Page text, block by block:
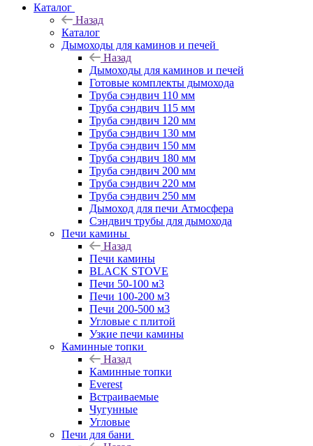
Каталог
Назад
Каталог
Дымоходы для каминов и печей
Назад
Дымоходы для каминов и печей
Готовые комплекты дымохода
Труба сэндвич 110 мм
Труба сэндвич 115 мм
Труба сэндвич 120 мм
Труба сэндвич 130 мм
Труба сэндвич 150 мм
Труба сэндвич 180 мм
Труба сэндвич 200 мм
Труба сэндвич 220 мм
Труба сэндвич 250 мм
Дымоход для печи Атмосфера
Сэндвич трубы для дымохода
Печи камины
Назад
Печи камины
BLACK STOVE
Печи 50-100 м3
Печи 100-200 м3
Печи 200-500 м3
Угловые с плитой
Узкие печи камины
Каминные топки
Назад
Каминные топки
Everest
Встраиваемые
Чугунные
Угловые
Печи для бани